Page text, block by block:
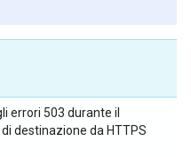
errori 503 durante il
destinazione da HTTPS